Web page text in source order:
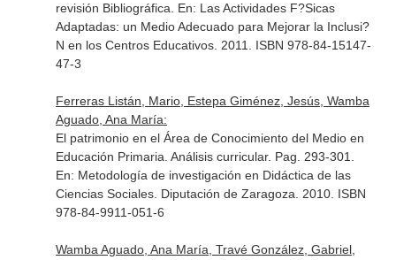
revisión Bibliográfica. En: Las Actividades F?Sicas
Adaptadas: un Medio Adecuado para Mejorar la Inclusi?
N en los Centros Educativos. 2011. ISBN 978-84-15147-
47-3
Ferreras Listán, Mario, Estepa Giménez, Jesús, Wamba
Aguado, Ana María:
El patrimonio en el Área de Conocimiento del Medio en
Educación Primaria. Análisis curricular. Pag. 293-301.
En: Metodología de investigación en Didáctica de las
Ciencias Sociales. Diputación de Zaragoza. 2010. ISBN
978-84-9911-051-6
Wamba Aguado, Ana María, Travé González, Gabriel,